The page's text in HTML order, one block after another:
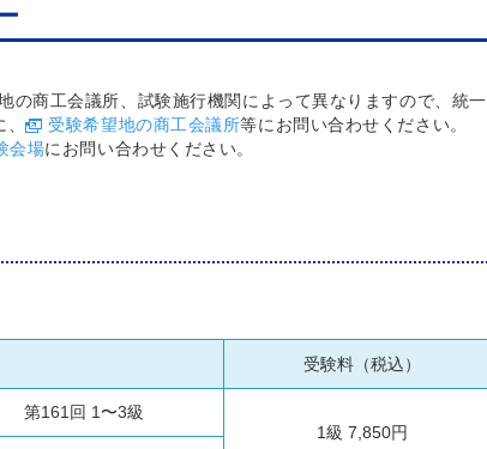
の商工会議所、試験施行機関によって異なりますので、統一
、
受験希望地の商工会議所等にお問い合わせください。
会場にお問い合わせください。
受験料（税込）
第161回 1〜3級
1級 7,850円